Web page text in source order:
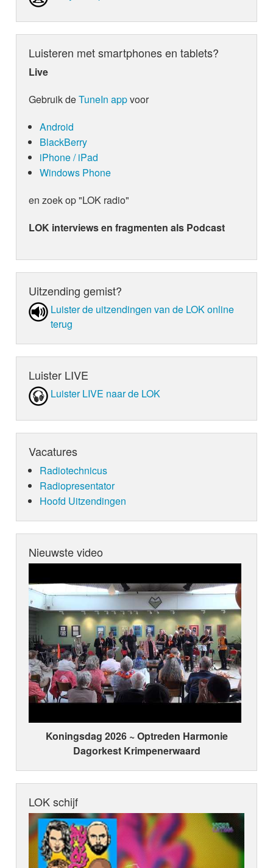
Luisteren met smartphones en tablets?
Live
Gebruik deTuneIn appvoor
Android
BlackBerry
iPhone / iPad
Windows Phone
en zoek op "LOK radio"
LOK interviews en fragmenten als Podcast
Uitzending gemist?
Luister de uit­zen­din­gen van de LOK online
terug
Luister LIVE
Luister LIVE naar de LOK
Vacatures
Radiotechnicus
Radiopresentator
Hoofd Uitzendingen
Nieuwste video
Koningsdag 2026 ~ Optreden Harmonie
Dagorkest Krimpenerwaard
LOK schijf